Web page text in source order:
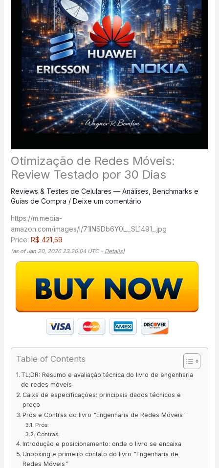
Otimização de Redes Móveis:
Review Testado por 30 Dias
Reviews & Testes de Celulares — Análises, Benchmarks e
Guias de Compra / Deixe um comentário
https://m.media-
amazon.com/images/I/71INSDb6Y0L._SL1491_.jpg
Price: R$ 421,59
(as of Jan 20, 2026 23:26:04 UTC – Details)
Table of Contents
TL;DR: Resumo e avaliação técnica do livro de engenharia
de redes móveis
Caixa de especificações: principais dados técnicos e
preço
Prós e Contras do livro "Engenharia de Redes Móveis"
Prós:
Contras:
Introdução e posicionamento: onde o livro se encaixa
Unboxing e primeiro contato do livro "Engenharia de
Redes Móveis"